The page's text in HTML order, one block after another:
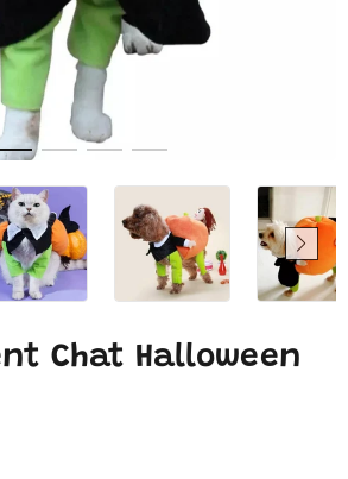
Chat Halloween